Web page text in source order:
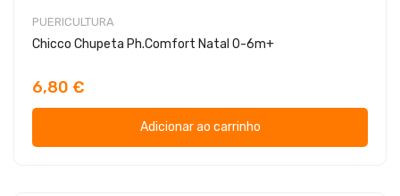
PUERICULTURA
Chicco Chupeta Ph.Comfort Natal 0-6m+
6,80 €
Adicionar ao carrinho